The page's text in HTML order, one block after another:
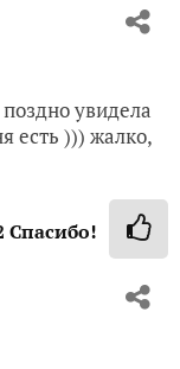
увидела
есть ))) жалко,
Спасибо!